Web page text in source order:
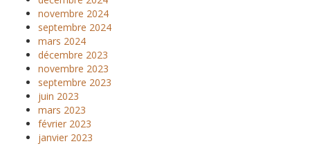
novembre 2024
septembre 2024
mars 2024
décembre 2023
novembre 2023
septembre 2023
juin 2023
mars 2023
février 2023
janvier 2023